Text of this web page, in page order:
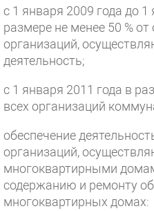
с 1 января 2009 года до 1
размере не менее 50 %
организаций,
деятельность;
с 1 января 2011 года в
всех организаций
обеспечение
организаций,
многоквартирными
содержанию и ремонту
многоквартирных домах: